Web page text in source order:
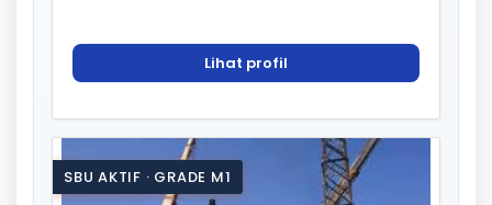
Lihat profil
SBU AKTIF · GRADE M1